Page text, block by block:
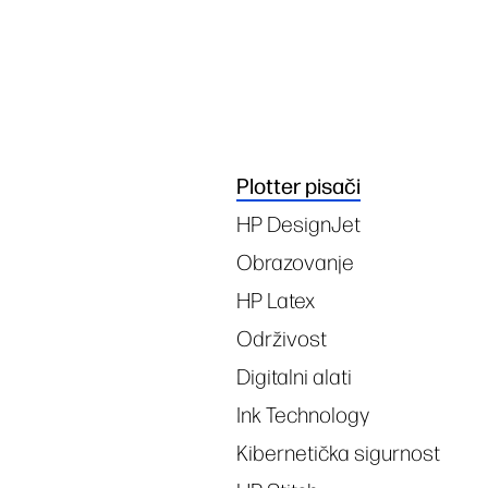
Plotter pisači
HP DesignJet
Obrazovanje
HP Latex
Održivost
Digitalni alati
Ink Technology
Kibernetička sigurnost